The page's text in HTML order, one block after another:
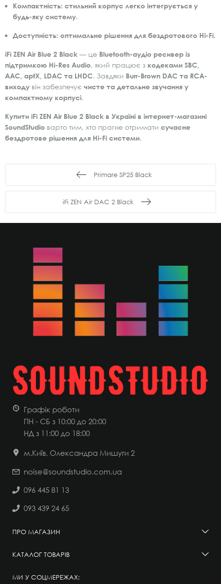
Компактність: стильний корпус легко інтегрується у
будь-яку систему.
Доступність: оптимальне рішення для бездротового Hi-Fi.
iFi ZEN Air Blue 2 Black — це Bluetooth-аудіо ресивер із
підтримкою Hi-Res Audio, який працює з кодеками SBC,
AAC, aptX, LDAC та LHDC. Завдяки Burr-Brown DAC та RCA-
виходу він забезпечує чисте та детальне звучання у
компактному корпусі.
Купити iFi ZEN Air Blue 2 Black в Україні в інтернет-магазині
SoundStudio варто тим, хто прагне отримати сучасне
бездротове рішення для Hi-Fi системи.
Primare SP25 Black
iFi ZEN Air DAC 2 Black
Графік роботи
ПН - СБ з 10:00 до 20:00
НД з 11:00 до 18:00
м.Київ, Олександра Мишуги 2
noise@soundstudio.com.ua
096 445 81 13
093 439 24 65
ПРО МАГАЗИН
КАТАЛОГ ТОВАРІВ
МИ У СОЦМЕРЕЖАХ: